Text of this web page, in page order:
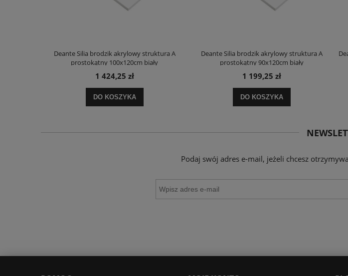
Deante Silia brodzik akrylowy struktura A
prostokątny 100x120cm biały
1 424,25 zł
DO KOSZYKA
Deante Silia brodzik akrylowy struktura A
prostokątny 90x120cm biały
1 199,25 zł
DO KOSZYKA
Podaj swój adres e-mail, jeżeli chcesz